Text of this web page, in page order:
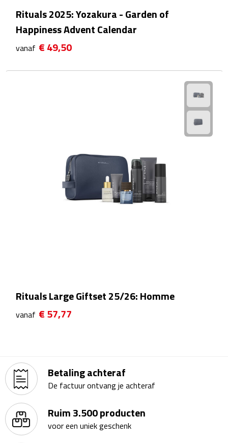
Waterflessen
Drinkglazen
Glazen & karaffen
Kopjes
Thermossets
Kantoor & Zakelijk
Agenda's & Kalenders
Rituals 2025: Yozakura - Garden of
Happiness Advent Calendar
vanaf € 49,50
Rituals Large Giftset 25/26: Homme
vanaf € 57,77
Betaling achteraf
De factuur ontvang je achteraf
Ruim 3.500 producten
voor een uniek geschenk